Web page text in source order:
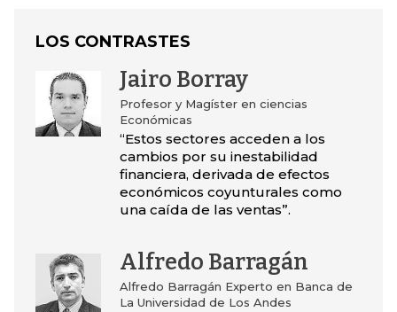
LOS CONTRASTES
Jairo Borray
Profesor y Magíster en ciencias
Económicas
“Estos sectores acceden a los
cambios por su inestabilidad
financiera, derivada de efectos
económicos coyunturales como
una caída de las ventas”.
Alfredo Barragán
Alfredo Barragán Experto en Banca de
La Universidad de Los Andes